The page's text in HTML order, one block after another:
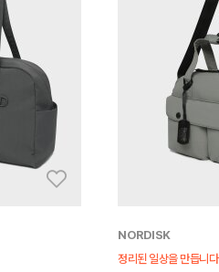
NORDISK
정리된 일상을 만듭니다